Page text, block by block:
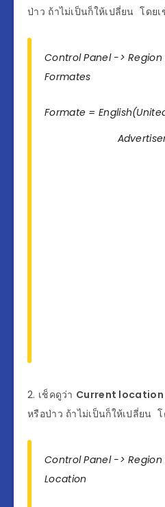
ป่าว ถ้าไม่เป็นก็ให้เปลี่ยน โดย
Control Panel ->
Formates
Formate =
2. เช็คดูว่า Current location
หรือป่าว ถ้าไม่เป็นก็ให้เปลี่ยน
Control Panel ->
Location